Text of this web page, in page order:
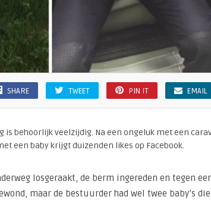
SHARE TWEET PIN IT EMAIL
is behoorlijk veelzijdig. Na een ongeluk met een
een baby krijgt duizenden likes op Facebook.
losgeraakt, de berm ingereden en tegen
maar de bestuurder had wel twee baby’s